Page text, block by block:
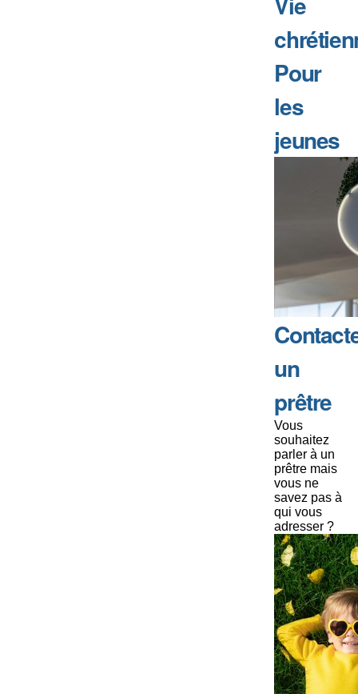
Pour
les
jeunes
un
prêtre
Vous
souhaitez
parler à un
prêtre mais
vous ne
savez pas à
qui vous
adresser ?